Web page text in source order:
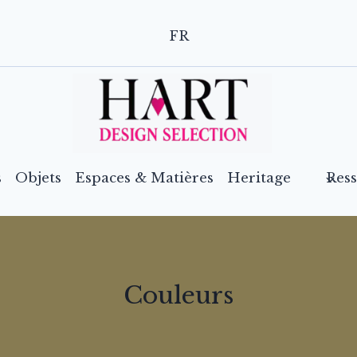
FR
Objets Espaces & Matières Heritage
Couleurs